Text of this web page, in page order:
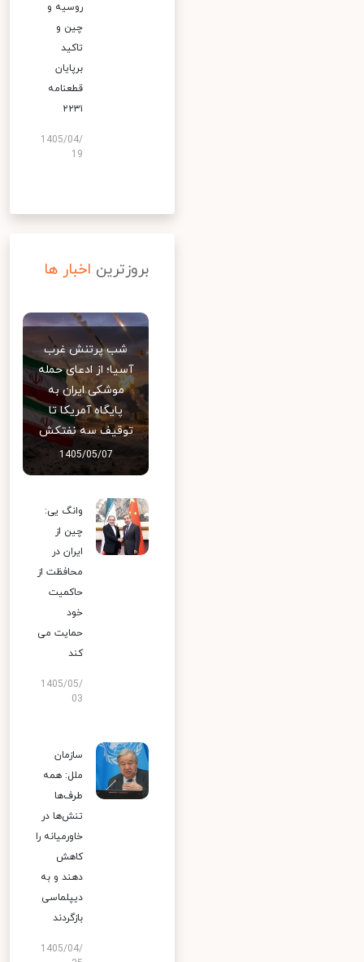
روسیه و
چین و
تاکید
برپایان
قطعنامه
۲۲۳۱
1405/04/
19
بروزترین اخبار ها
شب پرتنش غرب
آسیا؛ از ادعای حمله
موشکی ایران به
پایگاه آمریکا تا
توقیف سه نفتکش
1405/05/07
وانگ یی:
چین از
ایران در
محافظت از
حاکمیت
خود
حمایت می
کند
1405/05/
03
سازمان
ملل: همه
طرف‌ها
تنش‌ها در
خاورمیانه را
کاهش
دهند و به
دیپلماسی
بازگردند
1405/04/